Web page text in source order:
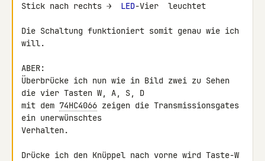
Stick nach rechts → LED-Vier  leuchtet
Die Schaltung funktioniert somit genau wie ich
will.
ABER:
Überbrücke ich nun wie in Bild zwei zu Sehen
die vier Tasten W, A, S, D
mit dem 74HC4066 zeigen die Transmissionsgates
ein unerwünschtes
Verhalten.
Drücke ich den Knüppel nach vorne wird Taste-W